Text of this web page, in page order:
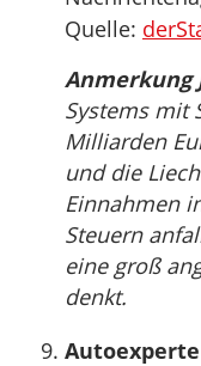
Quelle:
Anmerkung
Systems mit
Milliarden
und die
Einnahmen
Steuern
eine groß
denkt.